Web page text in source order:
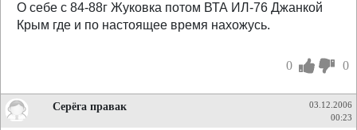
О себе с 84-88г Жуковка потом ВТА ИЛ-76 Джанкой
Крым где и по настоящее время нахожусь.
0 0
Серёга правак
03.12.2006
00:23